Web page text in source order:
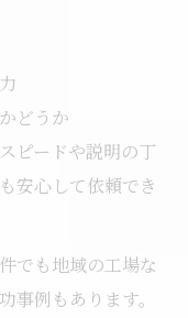
袋調達
準とは
ットと注意点
活かす方法
調達の違い
協力体制の築
どうか
ピードや説明の丁
安心して依頼でき
でも地域の工場な
事例もあります。